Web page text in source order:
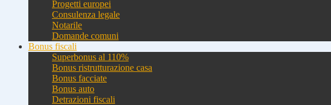
Progetti europei
Consulenza legale
Notarile
Domande comuni
Bonus fiscali
Superbonus al 110%
Bonus ristrutturazione casa
Bonus facciate
Bonus auto
Detrazioni fiscali